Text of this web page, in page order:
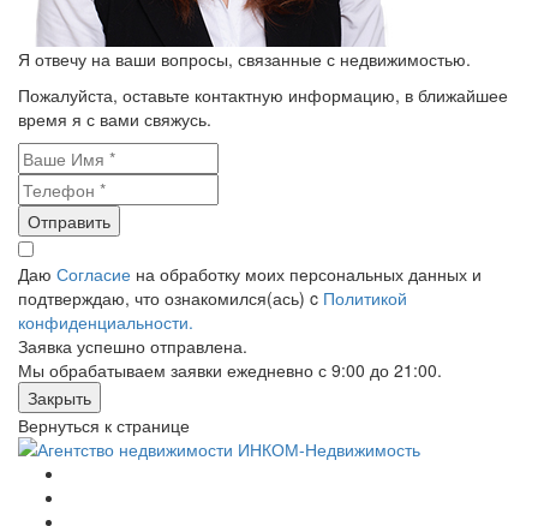
Я отвечу на ваши вопросы, связанные с недвижимостью.
Пожалуйста, оставьте контактную информацию, в ближайшее
время я с вами свяжусь.
Отправить
Даю Согласие на обработку моих персональных данных и
подтверждаю, что ознакомился(ась) c Политикой
конфиденциальности.
Заявка успешно отправлена.
Мы обрабатываем заявки ежедневно с 9:00 до 21:00.
Закрыть
Вернуться к странице